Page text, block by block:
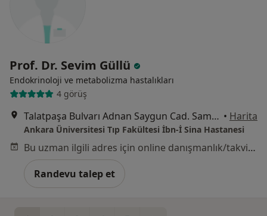
Prof. Dr. Sevim Güllü
Endokrinoloji ve metabolizma hastalıkları
4 görüş
Talatpaşa Bulvarı Adnan Saygun Cad. Samanpazarı, Altındağ • Harita
Ankara Üniversitesi Tıp Fakültesi İbn-İ Sina Hastanesi
Bu uzman ilgili adres için online danışmanlık/takvim sunmuyor.
Randevu talep et